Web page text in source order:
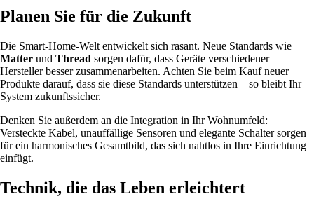
Planen Sie für die Zukunft
Die Smart-Home-Welt entwickelt sich rasant. Neue Standards wie
Matter und Thread sorgen dafür, dass Geräte verschiedener
Hersteller besser zusammenarbeiten. Achten Sie beim Kauf neuer
Produkte darauf, dass sie diese Standards unterstützen – so bleibt Ihr
System zukunftssicher.
Denken Sie außerdem an die Integration in Ihr Wohnumfeld:
Versteckte Kabel, unauffällige Sensoren und elegante Schalter sorgen
für ein harmonisches Gesamtbild, das sich nahtlos in Ihre Einrichtung
einfügt.
Technik, die das Leben erleichtert